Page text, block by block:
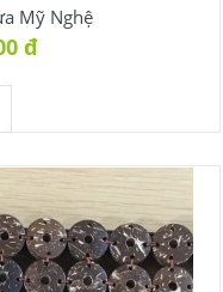
Mỹ Nghệ
đ